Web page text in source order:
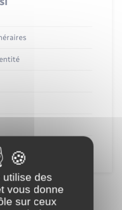
utilise des
vous donne
sur ceux